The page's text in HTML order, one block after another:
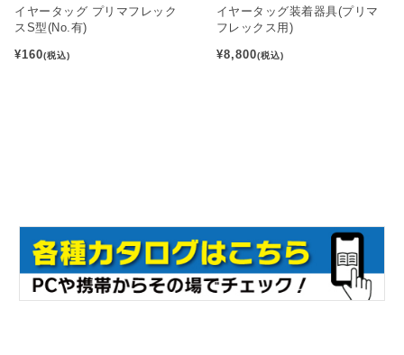
イヤータッグ プリマフレック
スS型(No.有)
¥160(税込)
イヤータッグ装着器具(プリマ
フレックス用)
¥8,800(税込)